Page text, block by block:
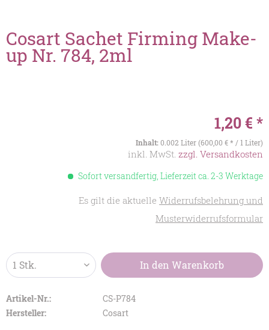
Cosart Sachet Firming Make-
up Nr. 784, 2ml
1,20 € *
Inhalt:0.002 Liter (600,00 € * / 1 Liter)
inkl. MwSt. zzgl. Versandkosten
Sofort versandfertig, Lieferzeit ca. 2-3 Werktage
Es gilt die aktuelle Widerrufsbelehrung und
Musterwiderrufsformular
In den Warenkorb
Artikel-Nr.:
CS-P784
Hersteller:
Cosart